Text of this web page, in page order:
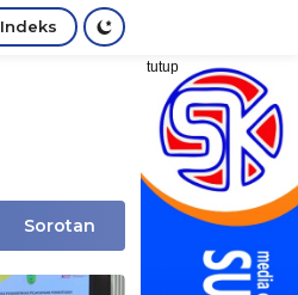
Indeks
tutup
Sorotan